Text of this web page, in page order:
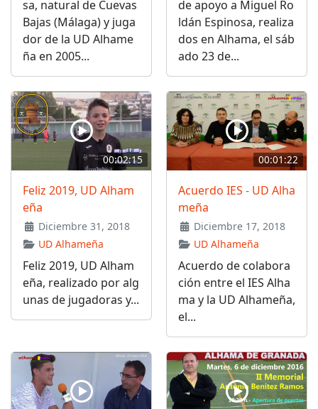
sa, natural de Cuevas
Bajas (Málaga) y juga
dor de la UD Alhame
ña en 2005...
de apoyo a Miguel Ro
ldán Espinosa, realiza
dos en Alhama, el sáb
ado 23 de...
00:02:15
Feliz 2019, UD Alham
eña
Diciembre 31, 2018
UD Alhameña
Feliz 2019, UD Alham
eña, realizado por alg
unas de jugadoras y...
00:01:22
Acuerdo IES - UD Alha
meña
Diciembre 17, 2018
UD Alhameña
Acuerdo de colabora
ción entre el IES Alha
ma y la UD Alhameña,
el...